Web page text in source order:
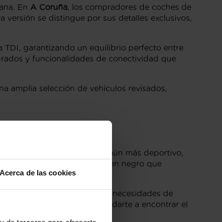
Acerca de las cookies
En A Coruña, los compradores de coches de
se distingue por sus detalles exclusivos,
TDI, garantizando un equilibrio perfecto entre
y funcionalidades de conectividad que
amplia selección de vehículos revisados,
que ofrece un toque aún más deportivo,
, conocido por sus detalles en negro que
A1 se adaptan a diferentes necesidades de
personalizado para ayudarte a encontrar el